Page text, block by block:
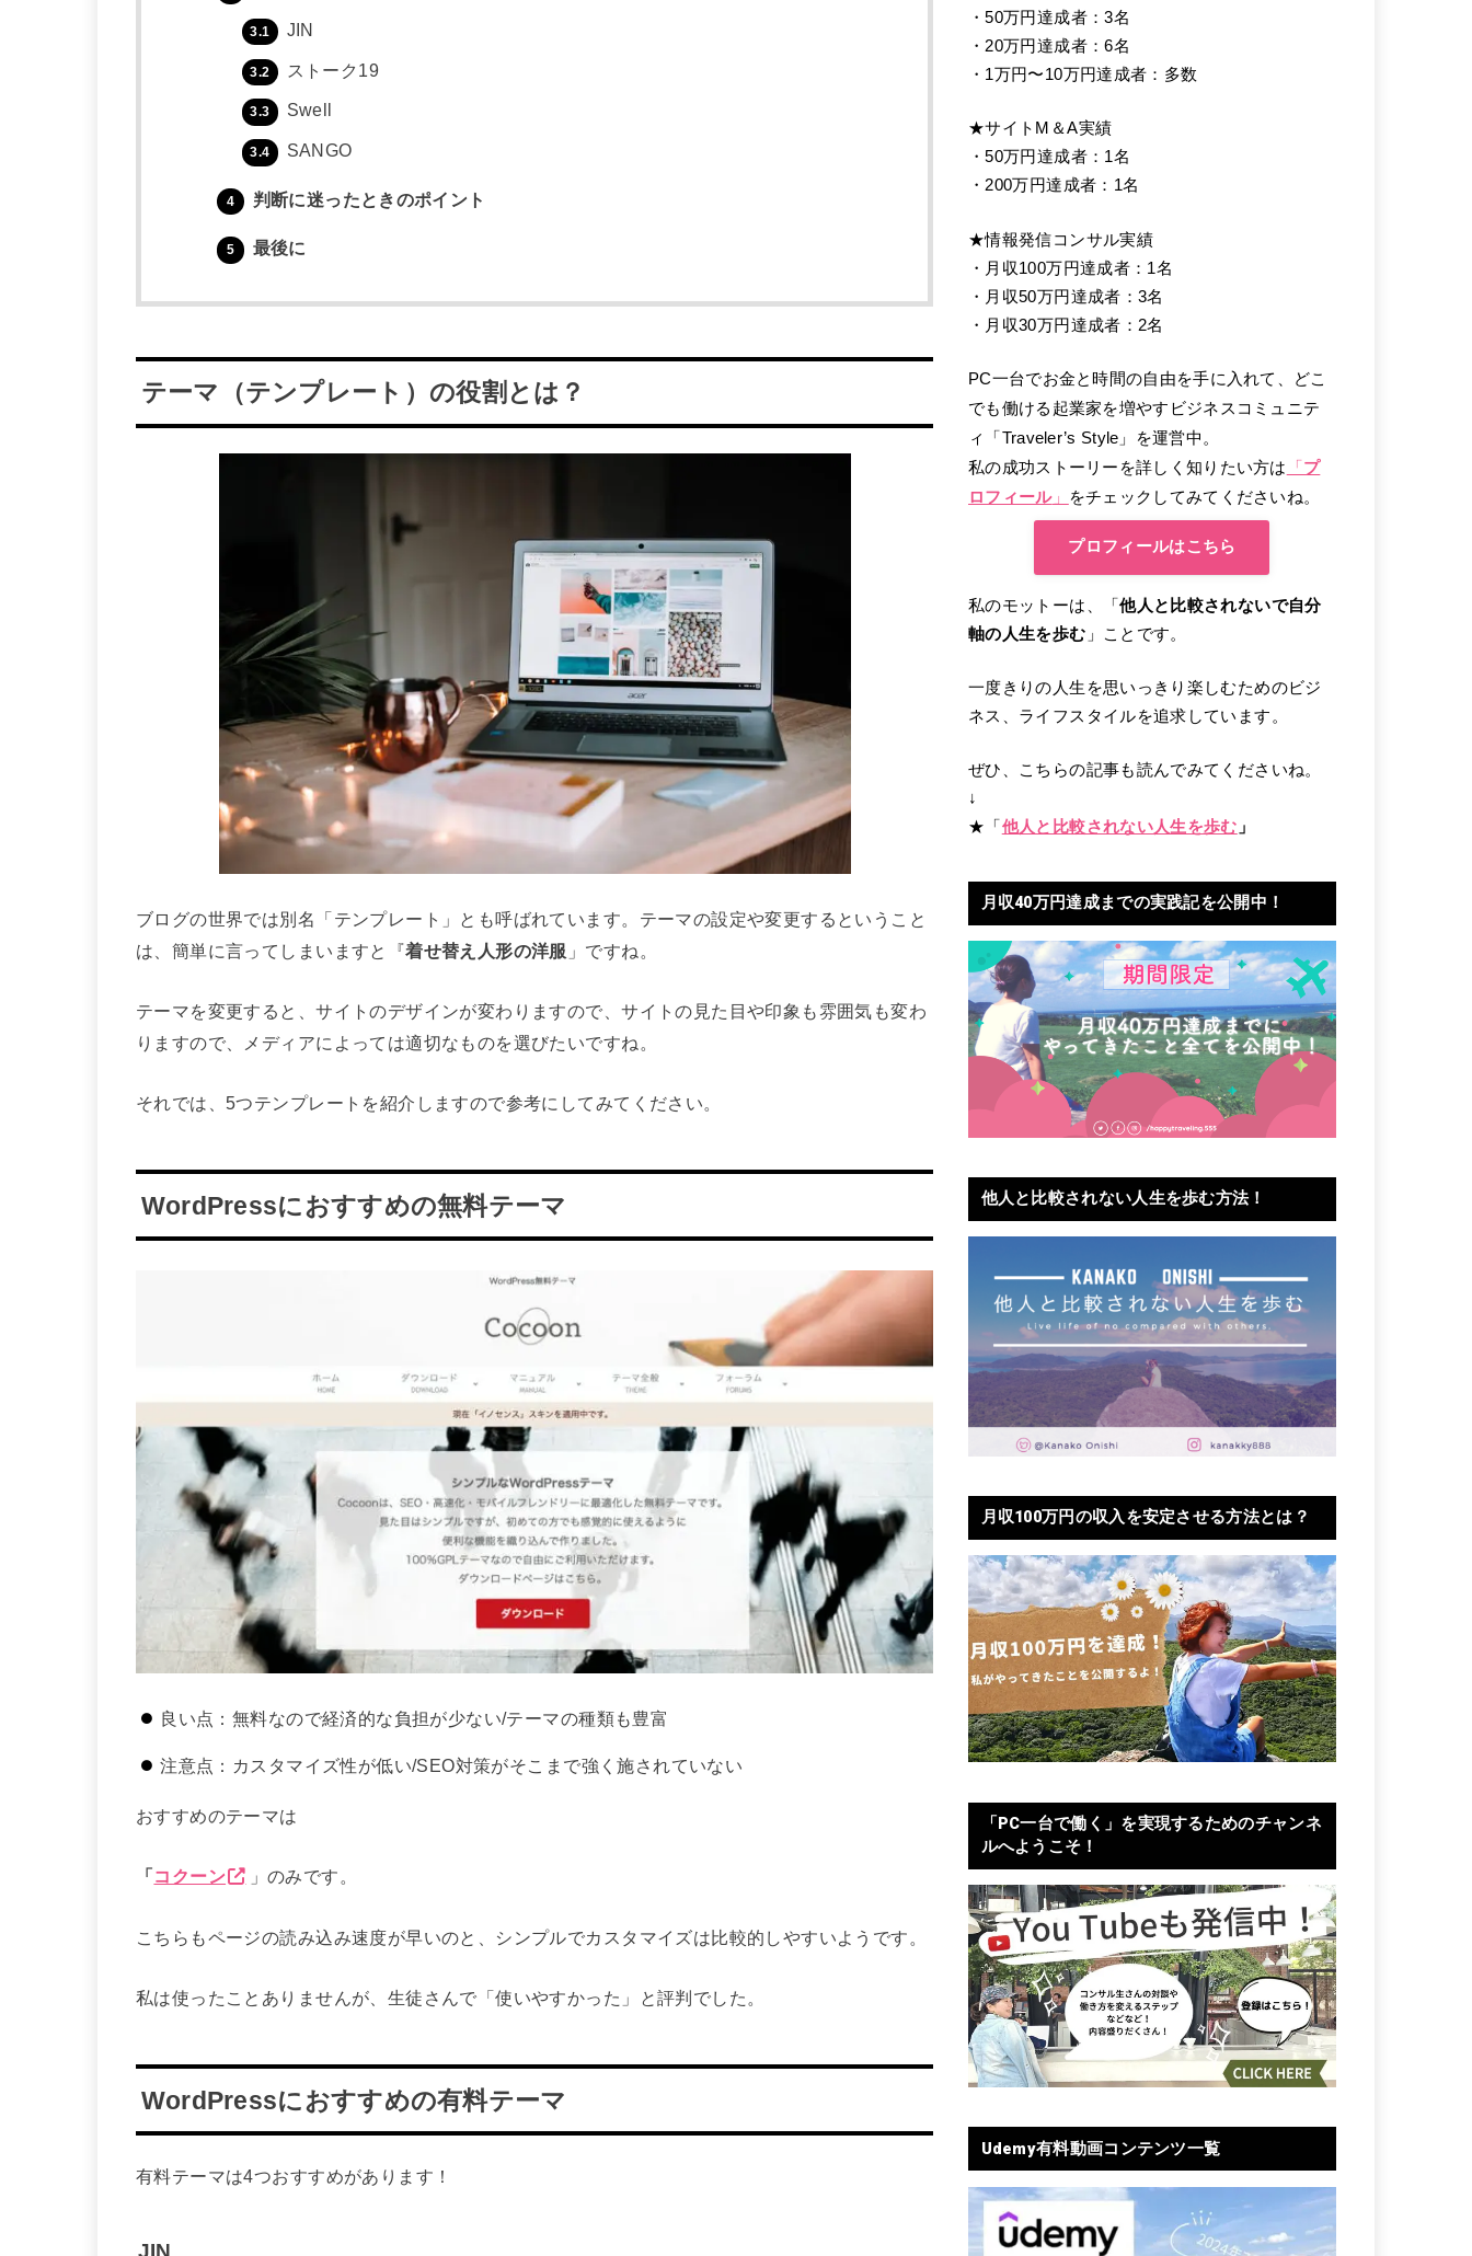
3.1 JIN
3.2 ストーク19
3.3 Swell
3.4 SANGO
4 判断に迷ったときのポイント
5 最後に
テーマ（テンプレート）の役割とは？
ブログの世界では別名「テンプレート」とも呼ばれています。テーマの設定や変更するということ
は、簡単に言ってしまいますと『着せ替え人形の洋服 」ですね。
テーマを変更すると、サイトのデザインが変わりますので、サイトの見た目や印象も雰囲気も変わ
りますので、メディアによっては適切なものを選びたいですね。
それでは、5つテンプレートを紹介しますので参考にしてみてください。
WordPressにおすすめの無料テーマ
良い点：無料なので経済的な負担が少ない/テーマの種類も豊富
注意点：カスタマイズ性が低い/SEO対策がそこまで強く施されていない
おすすめのテーマは
「 コクーン 」のみです。
こちらもページの読み込み速度が早いのと、シンプルでカスタマイズは比較的しやすいようです。
私は使ったことありませんが、生徒さんで「使いやすかった」と評判でした。
WordPressにおすすめの有料テーマ
有料テーマは4つおすすめがあります！
JIN
・50万円達成者：3名
・20万円達成者：6名
・1万円〜10万円達成者：多数
★サイトM＆A実績
・50万円達成者：1名
・200万円達成者：1名
★情報発信コンサル実績
・月収100万円達成者：1名
・月収50万円達成者：3名
・月収30万円達成者：2名
PC一台でお金と時間の自由を手に入れて、どこ
でも働ける起業家を増やすビジネスコミュニテ
ィ「Traveler’s Style」を運営中。
私の成功ストーリーを詳しく知りたい方は
「 プ
ロフィール」 をチェックしてみてくださいね。
プロフィールはこちら
私のモットーは、「他人と比較されないで自分
軸の人生を歩む 」ことです。
一度きりの人生を思いっきり楽しむためのビジ
ネス、ライフスタイルを追求しています。
ぜひ、こちらの記事も読んでみてくださいね。
↓
★「 他人と比較されない人生を歩む 」
月収40万円達成までの実践記を公開中！
他人と比較されない人生を歩む方法！
月収100万円の収入を安定させる方法とは？
「PC一台で働く」を実現するためのチャンネ
ルへようこそ！
Udemy有料動画コンテンツ一覧